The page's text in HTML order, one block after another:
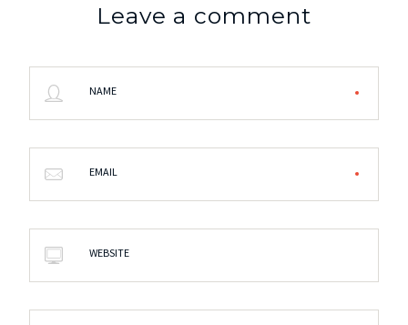
Leave a comment
NAME
EMAIL
WEBSITE